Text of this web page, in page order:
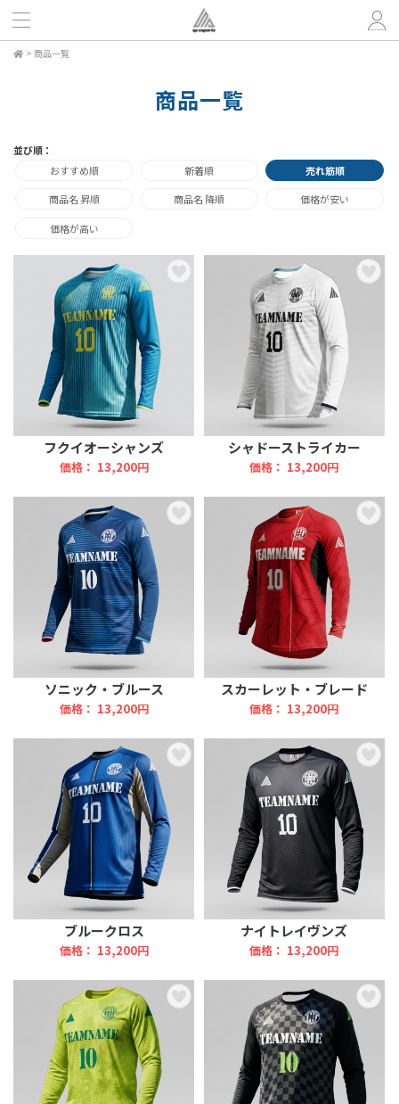
> 商品一覧
商品一覧
並び順：
おすすめ順
新着順 売れ筋順
商品名 昇順 商品名 降順 価格が安い
価格が高い
フクイオーシャンズ
価格： 13,200円
シャドーストライカー
価格： 13,200円
ソニック・ブルース
価格： 13,200円
スカーレット・ブレード
価格： 13,200円
ブルークロス
価格： 13,200円
ナイトレイヴンズ
価格： 13,200円